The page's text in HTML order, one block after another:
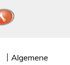
Algemene